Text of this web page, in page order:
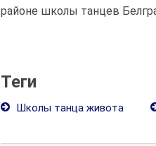
районе школы танцев
Теги
Школы танца живота